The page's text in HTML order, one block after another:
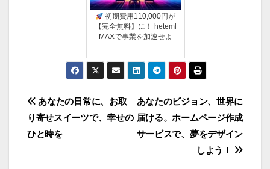
初期費用110,000円が
【完全無料】に！ heteml
MAXで事業を加速せよ
投
稿
あなたのビジョン、世界に
届ける。ホームページ作成
サービスで、夢をデザイン
しよう！
あなたの日常に、お取
り寄せスイーツで、幸せの
ひと時を